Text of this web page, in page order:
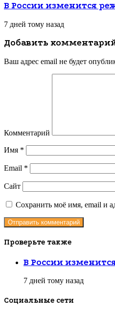
В России изменится
7 дней тому назад
Добавить
Ваш адрес email не будет
Комментарий
Имя *
Email *
Сайт
Сохранить моё имя, email и
Проверьте также
ЗакрытьВ России
7 дней тому назад
Социальные сети